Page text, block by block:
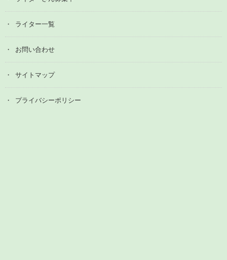
ライター一覧
お問い合わせ
サイトマップ
プライバシーポリシー